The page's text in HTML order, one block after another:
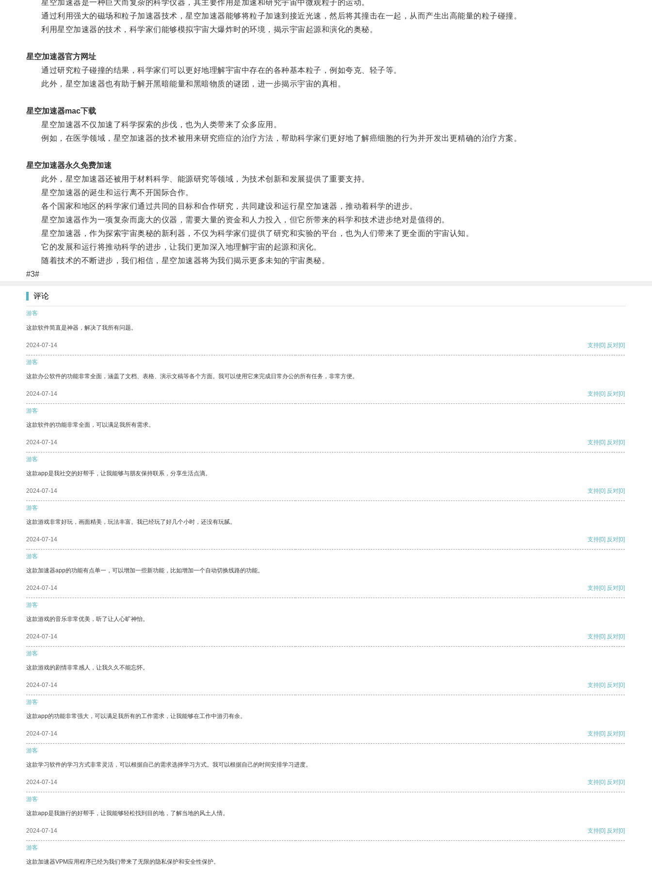
星空加速器是一种巨大而复杂的科学仪器，其主要作用是加速和研究宇宙中微观粒子的运动。
通过利用强大的磁场和粒子加速器技术，星空加速器能够将粒子加速到接近光速，然后将其撞击在一起，从而产生出高能量的粒子碰撞。
利用星空加速器的技术，科学家们能够模拟宇宙大爆炸时的环境，揭示宇宙起源和演化的奥秘。
星空加速器官方网址
通过研究粒子碰撞的结果，科学家们可以更好地理解宇宙中存在的各种基本粒子，例如夸克、轻子等。
此外，星空加速器也有助于解开黑暗能量和黑暗物质的谜团，进一步揭示宇宙的真相。
星空加速器mac下载
星空加速器不仅加速了科学探索的步伐，也为人类带来了众多应用。
例如，在医学领域，星空加速器的技术被用来研究癌症的治疗方法，帮助科学家们更好地了解癌细胞的行为并开发出更精确的治疗方案。
星空加速器永久免费加速
此外，星空加速器还被用于材料科学、能源研究等领域，为技术创新和发展提供了重要支持。
星空加速器的诞生和运行离不开国际合作。
各个国家和地区的科学家们通过共同的目标和合作研究，共同建设和运行星空加速器，推动着科学的进步。
星空加速器作为一项复杂而庞大的仪器，需要大量的资金和人力投入，但它所带来的科学和技术进步绝对是值得的。
星空加速器，作为探索宇宙奥秘的新利器，不仅为科学家们提供了研究和实验的平台，也为人们带来了更全面的宇宙认知。
它的发展和运行将推动科学的进步，让我们更加深入地理解宇宙的起源和演化。
随着技术的不断进步，我们相信，星空加速器将为我们揭示更多未知的宇宙奥秘。
#3#
评论
游客
这款软件简直是神器，解决了我所有问题。
2024-07-14 支持[0] 反对[0]
游客
这款办公软件的功能非常全面，涵盖了文档、表格、演示文稿等各个方面。我可以使用它来完成日常办公的所有任务，非常方便。
2024-07-14 支持[0] 反对[0]
游客
这款软件的功能非常全面，可以满足我所有需求。
2024-07-14 支持[0] 反对[0]
游客
这款app是我社交的好帮手，让我能够与朋友保持联系，分享生活点滴。
2024-07-14 支持[0] 反对[0]
游客
这款游戏非常好玩，画面精美，玩法丰富。我已经玩了好几个小时，还没有玩腻。
2024-07-14 支持[0] 反对[0]
游客
这款加速器app的功能有点单一，可以增加一些新功能，比如增加一个自动切换线路的功能。
2024-07-14 支持[0] 反对[0]
游客
这款游戏的音乐非常优美，听了让人心旷神怡。
2024-07-14 支持[0] 反对[0]
游客
这款游戏的剧情非常感人，让我久久不能忘怀。
2024-07-14 支持[0] 反对[0]
游客
这款app的功能非常强大，可以满足我所有的工作需求，让我能够在工作中游刃有余。
2024-07-14 支持[0] 反对[0]
游客
这款学习软件的学习方式非常灵活，可以根据自己的需求选择学习方式。我可以根据自己的时间安排学习进度。
2024-07-14 支持[0] 反对[0]
游客
这款app是我旅行的好帮手，让我能够轻松找到目的地，了解当地的风土人情。
2024-07-14 支持[0] 反对[0]
游客
这款加速器VPM应用程序已经为我们带来了无限的隐私保护和安全性保护。